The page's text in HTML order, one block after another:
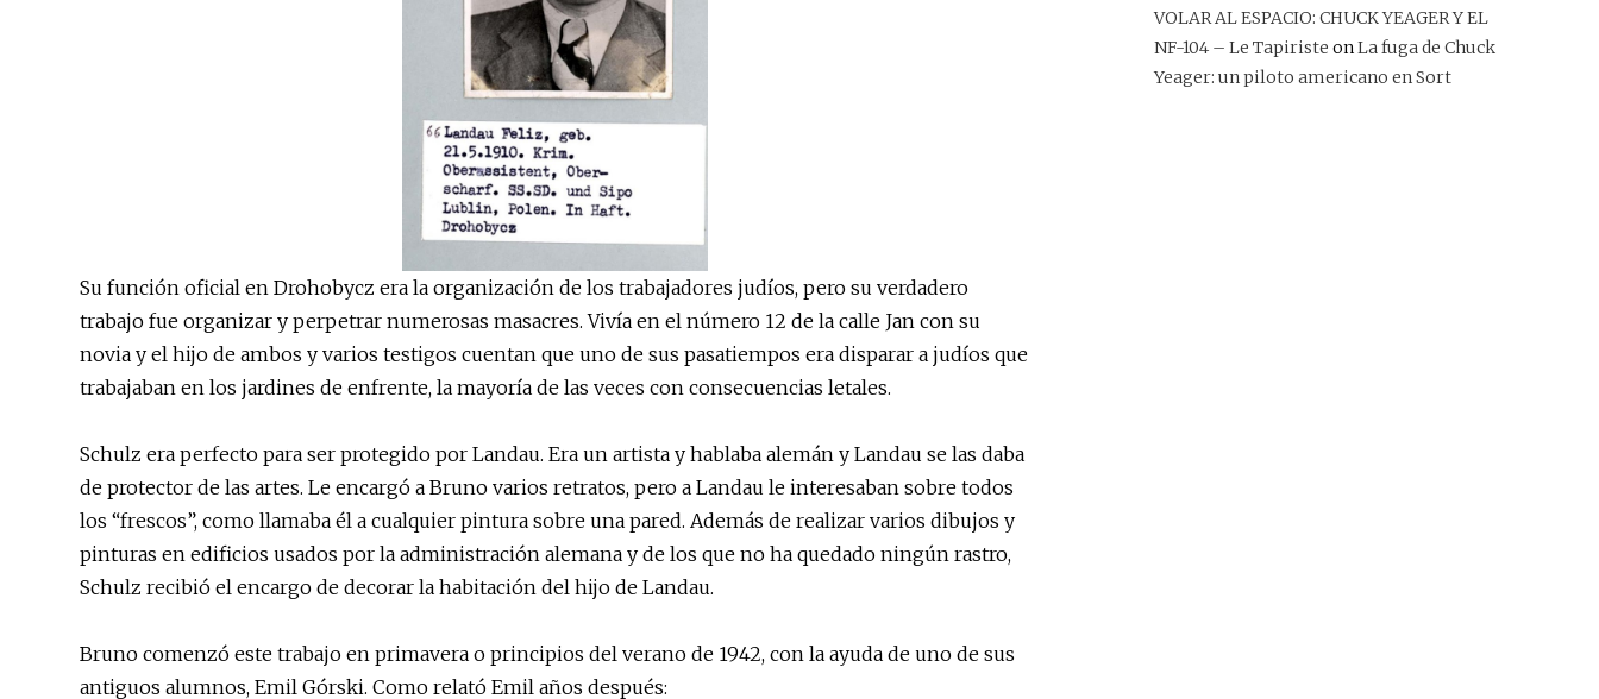
Su función oficial en Drohobycz era la organización de los trabajadores judíos, pero su verdadero
trabajo fue organizar y perpetrar numerosas masacres. Vivía en el número 12 de la calle Jan con su
novia y el hijo de ambos y varios testigos cuentan que uno de sus pasatiempos era disparar a judíos que
trabajaban en los jardines de enfrente, la mayoría de las veces con consecuencias letales.
Schulz era perfecto para ser protegido por Landau. Era un artista y hablaba alemán y Landau se las daba
de protector de las artes. Le encargó a Bruno varios retratos, pero a Landau le interesaban sobre todos
los “frescos”, como llamaba él a cualquier pintura sobre una pared. Además de realizar varios dibujos y
pinturas en edificios usados por la administración alemana y de los que no ha quedado ningún rastro,
Schulz recibió el encargo de decorar la habitación del hijo de Landau.
Bruno comenzó este trabajo en primavera o principios del verano de 1942, con la ayuda de uno de sus
antiguos alumnos, Emil Górski. Como relató Emil años después:
VOLAR AL ESPACIO: CHUCK YEAGER Y EL
NF-104 – Le Tapiriste onLa fuga de Chuck
Yeager: un piloto americano en Sort